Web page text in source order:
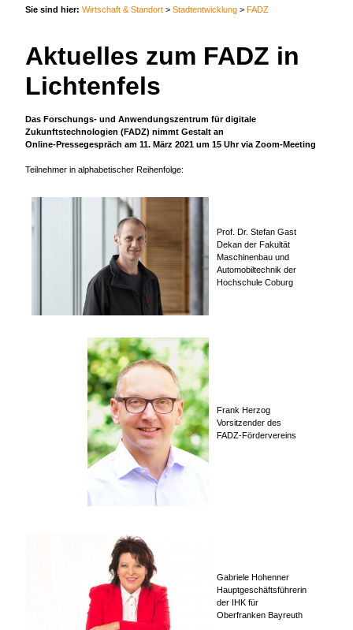
Sie sind hier: Wirtschaft & Standort > Stadtentwicklung > FADZ
Aktuelles zum FADZ in
Lichtenfels
Das Forschungs- und Anwendungszentrum für digitale
Zukunftstechnologien (FADZ) nimmt Gestalt an
Online-Pressegespräch am 11. März 2021 um 15 Uhr via Zoom-Meeting
Teilnehmer in alphabetischer Reihenfolge:
Prof. Dr. Stefan Gast
Dekan der Fakultät
Maschinenbau und
Automobiltechnik der
Hochschule Coburg
Frank Herzog
Vorsitzender des
FADZ-Fördervereins
Gabriele Hohenner
Hauptgeschäftsführerin
der IHK für
Oberfranken Bayreuth